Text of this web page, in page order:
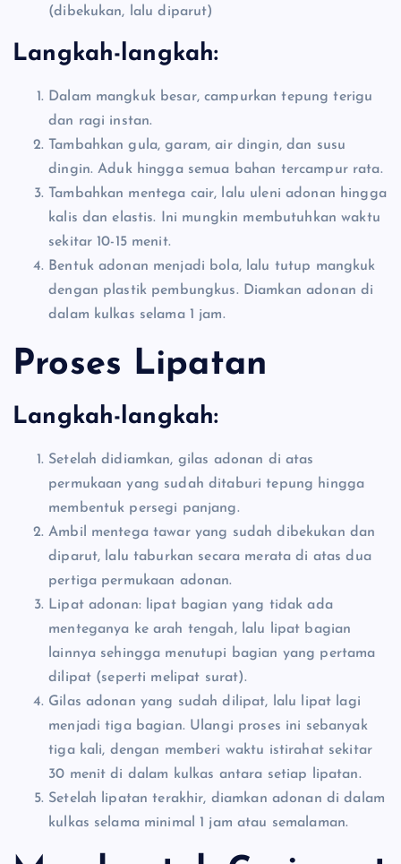
(dibekukan, lalu diparut)
Langkah-langkah:
Dalam mangkuk besar, campurkan tepung terigu
dan ragi instan.
Tambahkan gula, garam, air dingin, dan susu
dingin. Aduk hingga semua bahan tercampur rata.
Tambahkan mentega cair, lalu uleni adonan hingga
kalis dan elastis. Ini mungkin membutuhkan waktu
sekitar 10-15 menit.
Bentuk adonan menjadi bola, lalu tutup mangkuk
dengan plastik pembungkus. Diamkan adonan di
dalam kulkas selama 1 jam.
Proses Lipatan
Langkah-langkah:
Setelah didiamkan, gilas adonan di atas
permukaan yang sudah ditaburi tepung hingga
membentuk persegi panjang.
Ambil mentega tawar yang sudah dibekukan dan
diparut, lalu taburkan secara merata di atas dua
pertiga permukaan adonan.
Lipat adonan: lipat bagian yang tidak ada
menteganya ke arah tengah, lalu lipat bagian
lainnya sehingga menutupi bagian yang pertama
dilipat (seperti melipat surat).
Gilas adonan yang sudah dilipat, lalu lipat lagi
menjadi tiga bagian. Ulangi proses ini sebanyak
tiga kali, dengan memberi waktu istirahat sekitar
30 menit di dalam kulkas antara setiap lipatan.
Setelah lipatan terakhir, diamkan adonan di dalam
kulkas selama minimal 1 jam atau semalaman.